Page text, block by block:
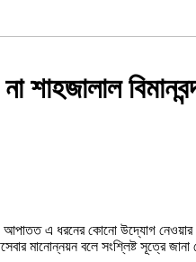
শাহজালাল
এ ধরনের কোনো উদ্যোগ নেওয়ার
মানোন্নয়ন বলে সংশ্লিষ্ট সূত্রে জানা